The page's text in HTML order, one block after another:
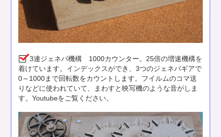
3連ジェネバ機構 1000カウンター。25倍の増速機構を
着けています。インデックスができ、3つのジェネバギアで
0～1000まで回転数をカウントします。フイルムのコマ送
りなどに使われていて、まわすと映写機のような音がしま
す。Youtubeをご覧ください。